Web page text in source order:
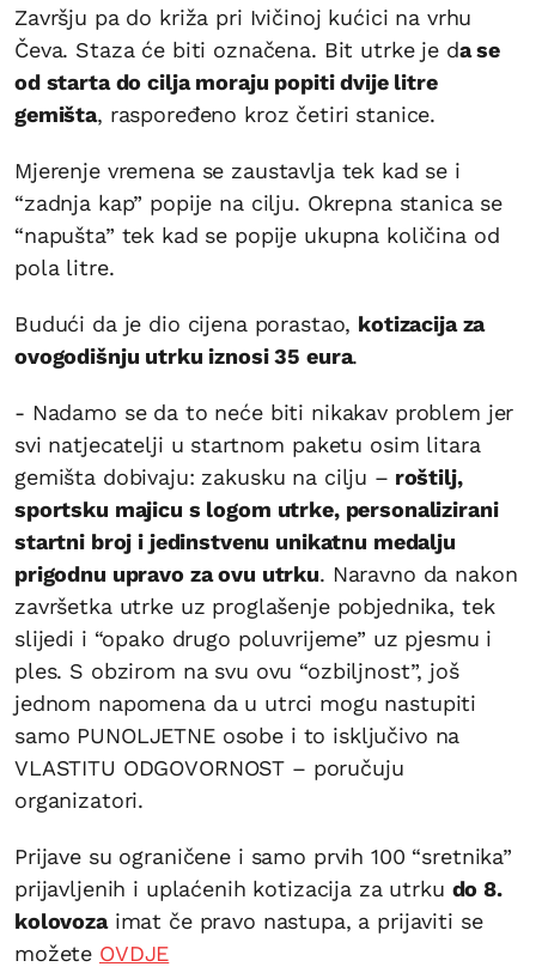
Završju pa do križa pri Ivičinoj kućici na vrhu
Čeva. Staza će biti označena. Bit utrke je da se
od starta do cilja moraju popiti dvije litre
gemišta, raspoređeno kroz četiri stanice.
Mjerenje vremena se zaustavlja tek kad se i
“zadnja kap” popije na cilju. Okrepna stanica se
“napušta” tek kad se popije ukupna količina od
pola litre.
Budući da je dio cijena porastao, kotizacija za
ovogodišnju utrku iznosi 35 eura.
- Nadamo se da to neće biti nikakav problem jer
svi natjecatelji u startnom paketu osim litara
gemišta dobivaju: zakusku na cilju – roštilj,
sportsku majicu s logom utrke, personalizirani
startni broj i jedinstvenu unikatnu medalju
prigodnu upravo za ovu utrku. Naravno da nakon
završetka utrke uz proglašenje pobjednika, tek
slijedi i “opako drugo poluvrijeme” uz pjesmu i
ples. S obzirom na svu ovu “ozbiljnost”, još
jednom napomena da u utrci mogu nastupiti
samo PUNOLJETNE osobe i to isključivo na
VLASTITU ODGOVORNOST – poručuju
organizatori.
Prijave su ograničene i samo prvih 100 “sretnika”
prijavljenih i uplaćenih kotizacija za utrku do 8.
kolovozaimat če pravo nastupa, a prijaviti se
možete OVDJE